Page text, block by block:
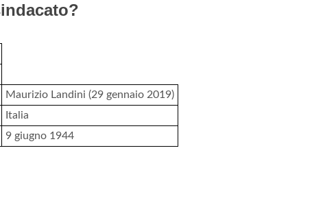
Maurizio Landini (29 gennaio 2019)
Italia
9 giugno 1944